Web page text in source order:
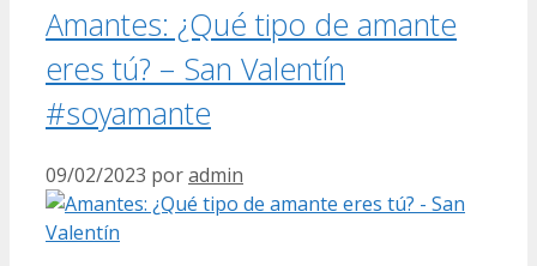
Amantes: ¿Qué tipo de amante
eres tú? – San Valentín
#soyamante
09/02/2023 poradmin